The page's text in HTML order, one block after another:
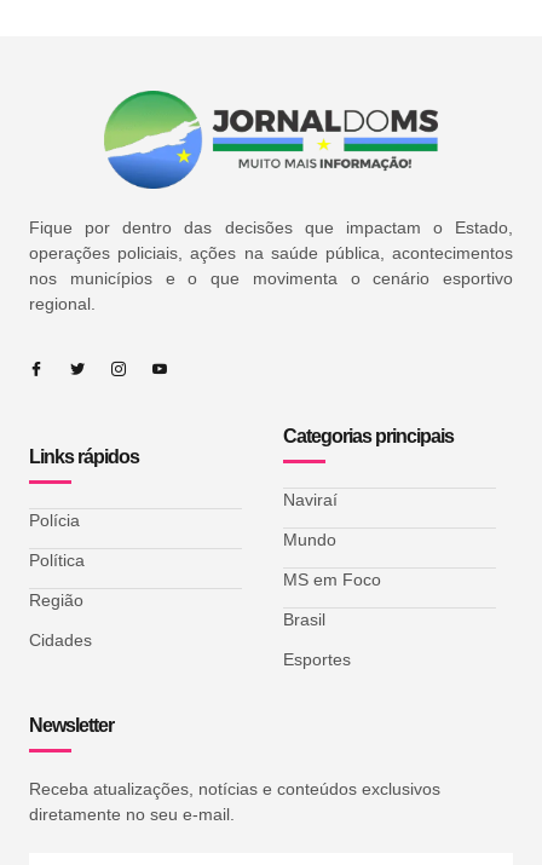
Fique por dentro das decisões que impactam o Estado,
operações policiais, ações na saúde pública, acontecimentos
nos municípios e o que movimenta o cenário esportivo
regional.
Links rápidos
Polícia
Política
Região
Cidades
Categorias principais
Naviraí
Mundo
MS em Foco
Brasil
Esportes
Newsletter
Receba atualizações, notícias e conteúdos exclusivos
diretamente no seu e-mail.